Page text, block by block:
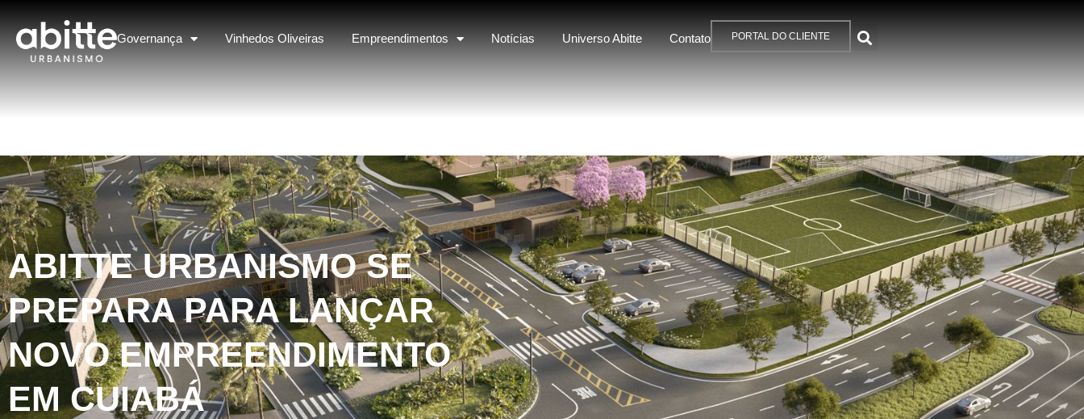
Governança Vinhedos Oliveiras Empreendimentos Notícias Universo Abitte Contato PORTAL DO CLIENTE
ABITTE URBANISMO SE
PREPARA PARA LANÇAR
NOVO EMPREENDIMENTO
EM CUIABÁ